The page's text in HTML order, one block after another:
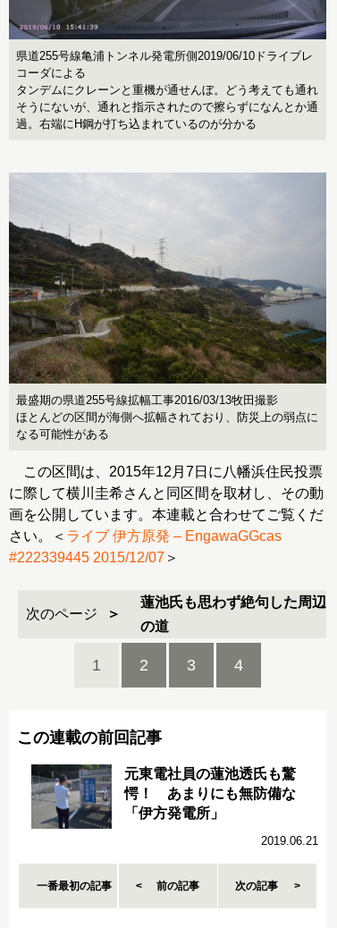
県道255号線亀浦トンネル発電所側2019/06/10ドライブレ
コーダによる
タンデムにクレーンと重機が通せんぼ。どう考えても通れ
そうにないが、通れと指示されたので擦らずになんとか通
過。右端にH鋼が打ち込まれているのが分かる
最盛期の県道255号線拡幅工事2016/03/13牧田撮影
ほとんどの区間が海側へ拡幅されており、防災上の弱点に
なる可能性がある
この区間は、2015年12月7日に八幡浜住民投票
に際して横川圭希さんと同区間を取材し、その動
画を公開しています。本連載と合わせてご覧くだ
さい。＜ ライブ 伊方原発 – EngawaGGcas
#222339445 2015/12/07 ＞
次のページ
蓮池氏も思わず絶句した周辺
の道
1 2 3 4
この連載の前回記事
元東電社員の蓮池透氏も驚
愕！ あまりにも無防備な
「伊方発電所」
2019.06.21
一番最初の記事 前の記事 次の記事